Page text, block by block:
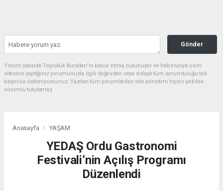
Gönder
Yorum yazarak Topluluk Kuralları’nı kabul etmiş bulunuyor ve haberunye.com
sitesine yaptığınız yorumunuzla ilgili doğrudan veya dolaylı tüm sorumluluğu tek
başınıza üstleniyorsunuz. Yazılan tüm yorumlardan site yönetimi hiçbir şekilde
sorumlu tutulamaz.
Anasayfa YAŞAM
YEDAŞ Ordu Gastronomi
Festivali’nin Açılış Programı
Düzenlendi